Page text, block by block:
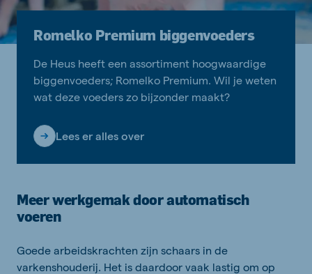
Romelko Premium biggenvoeders
De Heus heeft een assortiment hoogwaardige
biggenvoeders; Romelko Premium. Wil je weten
wat deze voeders zo bijzonder maakt?
Lees er alles over
Meer werkgemak door automatisch
voeren
Goede arbeidskrachten zijn schaars in de
varkenshouderij. Het is daardoor vaak lastig om op